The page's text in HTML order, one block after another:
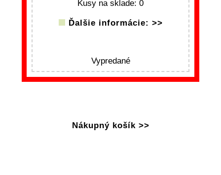
Kusy na sklade: 0
Ďalšie informácie: >>
Vypredané
Nákupný košík >>